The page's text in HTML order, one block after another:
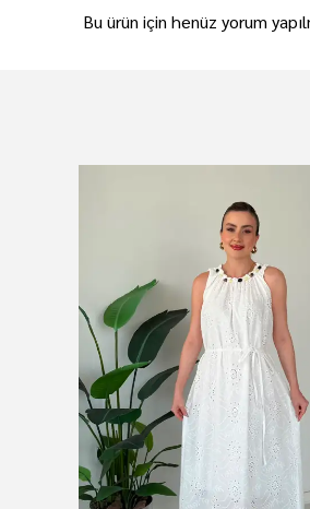
Bu ürün için henüz yorum